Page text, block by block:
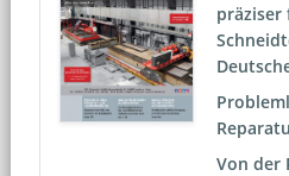
präziser
Von der